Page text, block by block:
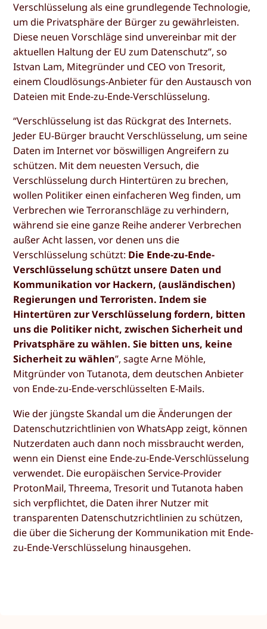
Verschlüsselung als eine grundlegende Technologie,
um die Privatsphäre der Bürger zu gewährleisten.
Diese neuen Vorschläge sind unvereinbar mit der
aktuellen Haltung der EU zum Datenschutz”, so
Istvan Lam, Mitegründer und CEO von Tresorit,
einem Cloudlösungs-Anbieter für den Austausch von
Dateien mit Ende-zu-Ende-Verschlüsselung.
“Verschlüsselung ist das Rückgrat des Internets.
Jeder EU-Bürger braucht Verschlüsselung, um seine
Daten im Internet vor böswilligen Angreifern zu
schützen. Mit dem neuesten Versuch, die
Verschlüsselung durch Hintertüren zu brechen,
wollen Politiker einen einfacheren Weg finden, um
Verbrechen wie Terroranschläge zu verhindern,
während sie eine ganze Reihe anderer Verbrechen
außer Acht lassen, vor denen uns die
Verschlüsselung schützt: Die Ende-zu-Ende-
Verschlüsselung schützt unsere Daten und
Kommunikation vor Hackern, (ausländischen)
Regierungen und Terroristen. Indem sie
Hintertüren zur Verschlüsselung fordern, bitten
uns die Politiker nicht, zwischen Sicherheit und
Privatsphäre zu wählen. Sie bitten uns, keine
Sicherheit zu wählen”, sagte Arne Möhle,
Mitgründer von Tutanota, dem deutschen Anbieter
von Ende-zu-Ende-verschlüsselten E-Mails.
Wie der jüngste Skandal um die Änderungen der
Datenschutzrichtlinien von WhatsApp zeigt, können
Nutzerdaten auch dann noch missbraucht werden,
wenn ein Dienst eine Ende-zu-Ende-Verschlüsselung
verwendet. Die europäischen Service-Provider
ProtonMail, Threema, Tresorit und Tutanota haben
sich verpflichtet, die Daten ihrer Nutzer mit
transparenten Datenschutzrichtlinien zu schützen,
die über die Sicherung der Kommunikation mit Ende-
zu-Ende-Verschlüsselung hinausgehen.